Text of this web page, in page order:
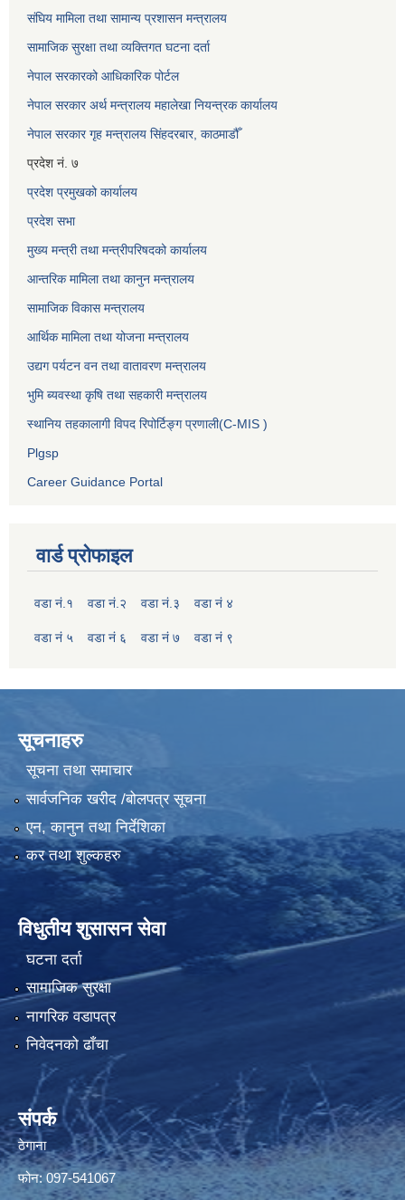
संघिय मामिला तथा सामान्य प्रशासन मन्त्रालय
सामाजिक सुरक्षा तथा व्यक्तिगत घटना दर्ता
नेपाल सरकारको आधिकारिक पोर्टल
नेपाल सरकार अर्थ मन्त्रालय महालेखा नियन्त्रक कार्यालय
नेपाल सरकार गृह मन्त्रालय सिंहदरबार, काठमाडौँ
प्रदेश नं. ७
प्रदेश प्रमुखको कार्यालय
प्रदेश सभा
मुख्य मन्त्री तथा मन्त्रीपरिषदको कार्यालय
आन्तरिक मामिला तथा कानुन मन्त्रालय
सामाजिक विकास मन्त्रालय
आर्थिक मामिला तथा योजना मन्त्रालय
उद्यग पर्यटन वन तथा वातावरण मन्त्रालय
भुमि ब्यवस्था कृषि तथा सहकारी मन्त्रालय
स्थानिय तहकालागी विपद रिपोर्टिङ्ग प्रणाली(C-MIS )
Plgsp
Career Guidance Portal
वार्ड प्रोफाइल
वडा नं.१ वडा नं.२ वडा नं.३ वडा नं ४
वडा नं ५ वडा नं ६ वडा नं ७ वडा नं ९
सूचनाहरु
सूचना तथा समाचार
सार्वजनिक खरीद /बोलपत्र सूचना
एन, कानुन तथा निर्देशिका
कर तथा शुल्कहरु
विधुतीय शुसासन सेवा
घटना दर्ता
सामाजिक सुरक्षा
नागरिक वडापत्र
निवेदनको ढाँचा
संपर्क
ठेगाना
फोन: 097-541067